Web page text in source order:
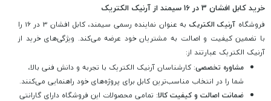
خرید کابل افشان 3 در 16 سیمند از آرنیک الکتریک
فروشگاه آرنیک الکتریک
به عنوان نماینده رسمی سیمند، کابل افشان 3 در 16 را
با تضمین کیفیت و اصالت به مشتریان خود عرضه می‌کند. ویژگی‌های خرید از
آرنیک الکتریک عبارتند از:
مشاوره تخصصی: کارشناسان آرنیک الکتریک با تجربه و دانش فنی بالا،
شما را در انتخاب مناسب‌ترین کابل برای پروژه‌های خود راهنمایی می‌کنند.
ضمانت اصالت و کیفیت کالا: تمامی محصولات این فروشگاه دارای گارانتی